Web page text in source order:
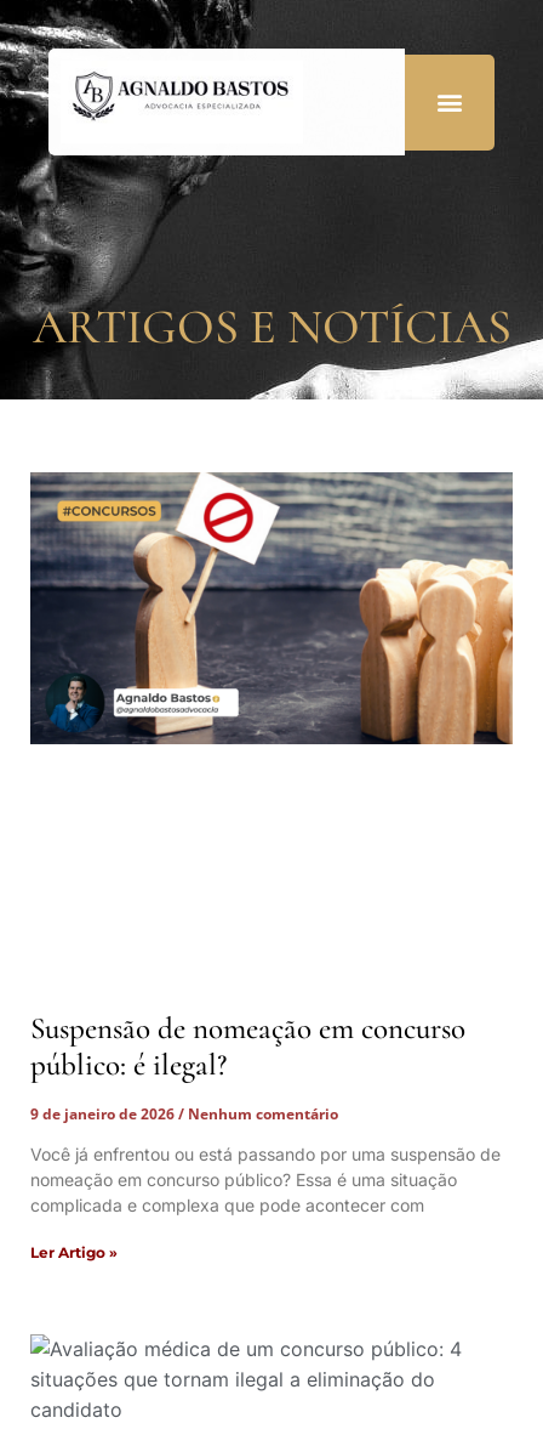
ARTIGOS E NOTÍCIAS
Suspensão de nomeação em concurso
público: é ilegal?
9 de janeiro de 2026
Nenhum comentário
Você já enfrentou ou está passando por uma suspensão de
nomeação em concurso público? Essa é uma situação
complicada e complexa que pode acontecer com
Ler Artigo »